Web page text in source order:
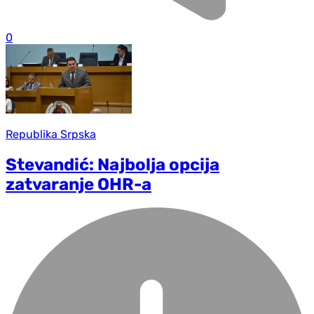
0
Republika Srpska
Stevandić: Najbolja opcija
zatvaranje OHR-a